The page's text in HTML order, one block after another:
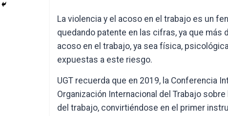
La violencia y el acoso en el trabajo es un
quedando patente en las cifras, ya que
acoso en el trabajo, ya sea física,
expuestas a este riesgo.
UGT recuerda que en 2019, la Conferencia
Organización Internacional del Trabajo
del trabajo, convirtiéndose en el primer